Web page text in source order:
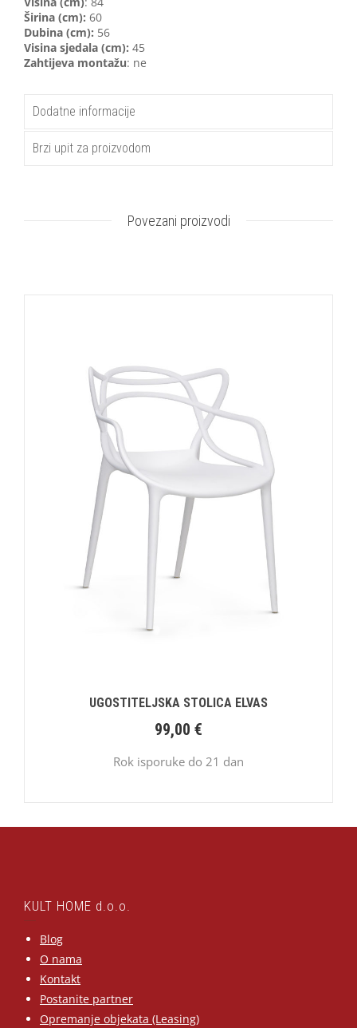
Širina (cm): 60
Dubina (cm): 56
Visina sjedala (cm): 45
Zahtijeva montažu: ne
Dodatne informacije
Brzi upit za proizvodom
Povezani proizvodi
UGOSTITELJSKA STOLICA ELVAS
99,00 €
Rok isporuke do 21 dan
KULT HOME d.o.o.
Blog
O nama
Kontakt
Postanite partner
Opremanje objekata (Leasing)